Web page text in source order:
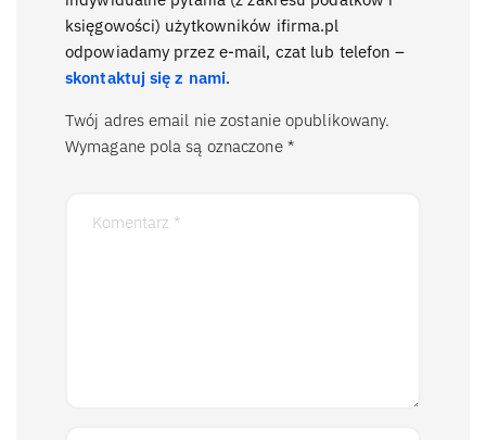
księgowości) użytkowników ifirma.pl
odpowiadamy przez e-mail, czat lub telefon –
skontaktuj się z nami.
Twój adres email nie zostanie opublikowany.
Wymagane pola są oznaczone *